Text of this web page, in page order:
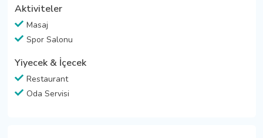
Aktiviteler
Masaj
Spor Salonu
Yiyecek & İçecek
Restaurant
Oda Servisi